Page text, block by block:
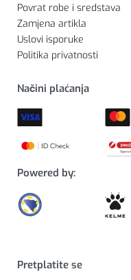
Povrat robe i sredstava
Zamjena artikla
Uslovi isporuke
Politika privatnosti
Načini plaćanja
Powered by:
Pretplatite se